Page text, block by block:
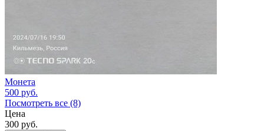
Монета
500 руб.
Посмотреть все (8)
Цена
300 руб.